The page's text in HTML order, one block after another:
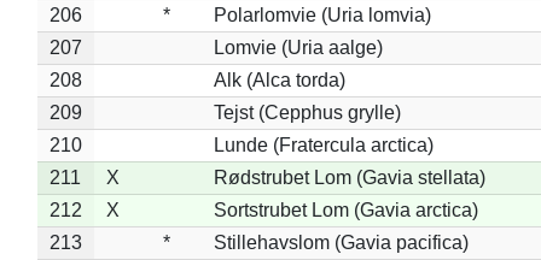
206
*
Polarlomvie (Uria lomvia)
207
Lomvie (Uria aalge)
208
Alk (Alca torda)
209
Tejst (Cepphus grylle)
210
Lunde (Fratercula arctica)
211
X
Rødstrubet Lom (Gavia stellata)
212
X
Sortstrubet Lom (Gavia arctica)
213
* Stillehavslom (Gavia pacifica)